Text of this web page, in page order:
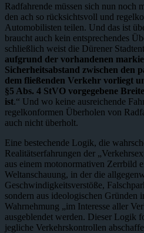
Radfahrende müssen sich nun noch
den ach so rücksichtsvoll und
Automobilisten teilen. Und das ist
braucht auch kein entsprechendes
schließlich weist die Dürener
aufgrund der vorhandenen
Sicherheitsabstand zwischen den
dem fließenden Verkehr vorliegt
§5 Abs. 4 StVO vorgegebene
ist.“ Und wo keine ausreichende
regelkonformen Überholen von
auch nicht überholt.
Eine bestechende Logik, die
Realitätserfahrungen der
aus einem motonormativen Zerrbild
Weltanschauung, in der die
Geschwindigkeitsverstöße,
sondern aus ideologischen Gründen
Wahrnehmung „im Interesse aller
ausgeblendet werden. Dieser Logik
jegliche Verkehrskontrollen